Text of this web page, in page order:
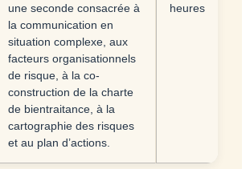
une seconde consacrée à
la communication en
situation complexe, aux
facteurs organisationnels
de risque, à la co-
construction de la charte
de bientraitance, à la
cartographie des risques
et au plan d’actions.
heures